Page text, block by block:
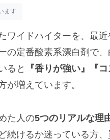
ます
ワイドハイターを、最
の定番酸素系漂白剤で
ると
『香りが強い』『
が増えています。
た人の5つのリアルな理
続けるか迷っている方